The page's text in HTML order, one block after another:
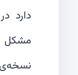
نسخه‌ی